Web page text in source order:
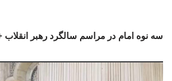
سه نوه امام در مراسم سالگرد رهبر